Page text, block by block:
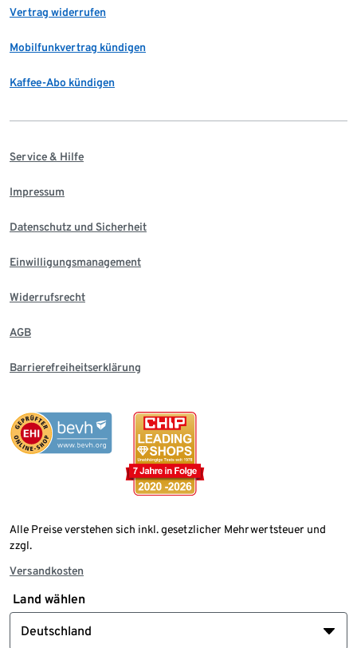
Vertrag widerrufen
Mobilfunkvertrag kündigen
Kaffee-Abo kündigen
Service & Hilfe
Impressum
Datenschutz und Sicherheit
Einwilligungsmanagement
Widerrufsrecht
AGB
Barrierefreiheitserklärung
Alle Preise verstehen sich inkl. gesetzlicher Mehrwertsteuer und
zzgl.
Versandkosten
Land wählen
Deutschland